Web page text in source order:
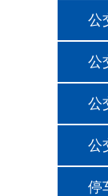
公
公
公
公